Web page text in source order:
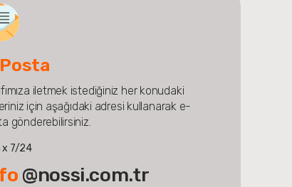
iletmek istediğiniz her konudaki
için aşağıdaki adresi kullanarak e-
gönderebilirsiniz.
x 7/24
@nossi.com.tr